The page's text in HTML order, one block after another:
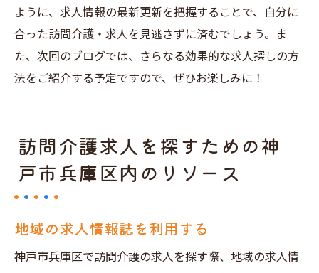
ように、求人情報の最新更新を把握することで、自分に
合った訪問介護・求人を見逃さずに済むでしょう。ま
た、次回のブログでは、さらなる効果的な求人探しの方
法をご紹介する予定ですので、ぜひお楽しみに！
訪問介護求人を探すための神
戸市兵庫区内のリソース
地域の求人情報誌を利用する
神戸市兵庫区で訪問介護の求人を探す際、地域の求人情